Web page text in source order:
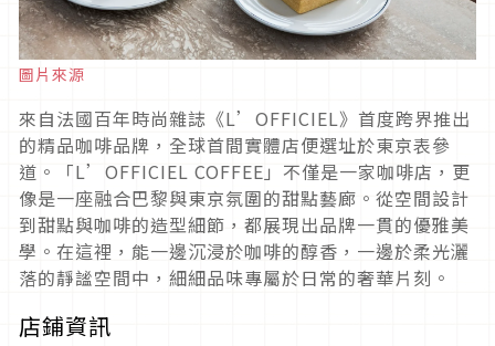
圖片來源
來自法國百年時尚雜誌《L’OFFICIEL》首度跨界推出
的精品咖啡品牌，全球首間實體店便選址於東京表參
道。「L’OFFICIEL COFFEE」不僅是一家咖啡店，更
像是一座融合巴黎與東京氛圍的甜點藝廊。從空間設計
到甜點與咖啡的造型細節，都展現出品牌一貫的優雅美
學。在這裡，能一邊沉浸於咖啡的醇香，一邊於柔光灑
落的靜謐空間中，細細品味專屬於日常的奢華片刻。
店鋪資訊